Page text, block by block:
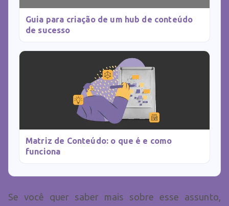
Guia para criação de um hub de conteúdo
de sucesso
Matriz de Conteúdo: o que é e como
funciona
Se você quer saber mais sobre esse assunto,